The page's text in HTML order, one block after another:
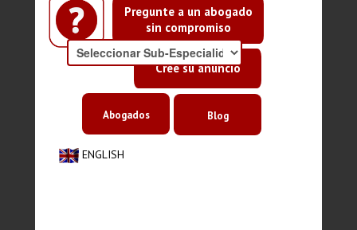
Pregunte a un abogado
sin compromiso
Cree su anuncio
ENGLISH
Abogados Blog